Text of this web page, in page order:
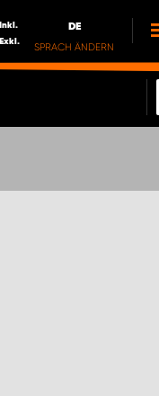
Inkl.
Exkl.
DE
SPRACH ÄNDERN